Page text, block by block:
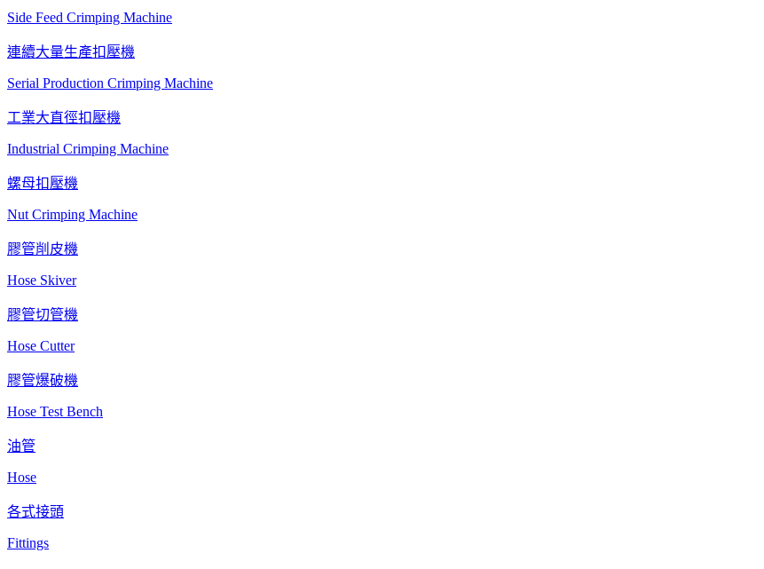
Side Feed Crimping Machine
連續大量生產扣壓機
Serial Production Crimping Machine
工業大直徑扣壓機
Industrial Crimping Machine
螺母扣壓機
Nut Crimping Machine
膠管削皮機
Hose Skiver
膠管切管機
Hose Cutter
膠管爆破機
Hose Test Bench
油管
Hose
各式接頭
Fittings